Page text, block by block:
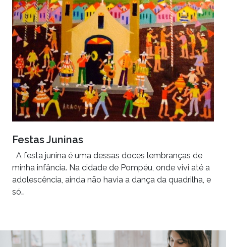
Festas Juninas
A festa junina é uma dessas doces lembranças de
minha infância. Na cidade de Pompéu, onde vivi até a
adolescência, ainda não havia a dança da quadrilha, e
só…